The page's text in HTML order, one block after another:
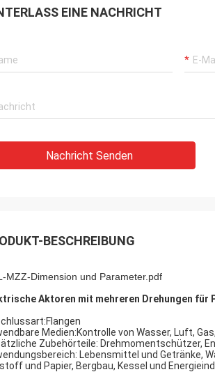
die
pünktlichen Service zur
EINE NACHRICHT
Nachricht Senden
BESCHREIBUNG
MZZ-Dimension und Parameter.pdf
Aktoren mit mehreren Drehungen
Medien:Kontrolle von Wasser, Luft,
Zubehörteile: Drehmomentschützer,
Lebensmittel und Getränke,
und Papier, Bergbau, Kessel und